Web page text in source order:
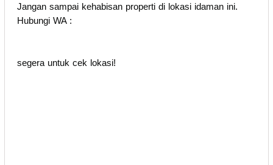
Jangan sampai kehabisan properti di lokasi idaman ini.
Hubungi WA :
segera untuk cek lokasi!